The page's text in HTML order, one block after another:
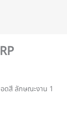
ดสี ลักษณะงาน 1